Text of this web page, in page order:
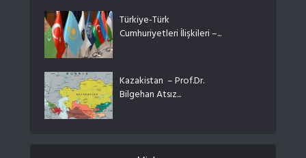
Türkiye-Türk
Cumhuriyetleri İlişkileri –...
Kazakistan – Prof.Dr.
Bilgehan Atsız...